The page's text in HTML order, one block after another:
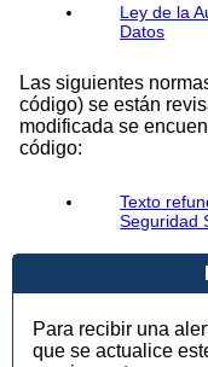
Ley de la
Datos
Las siguientes
código) se están
modificada se
código:
Texto
Seguridad
Para recibir una
que se actualice